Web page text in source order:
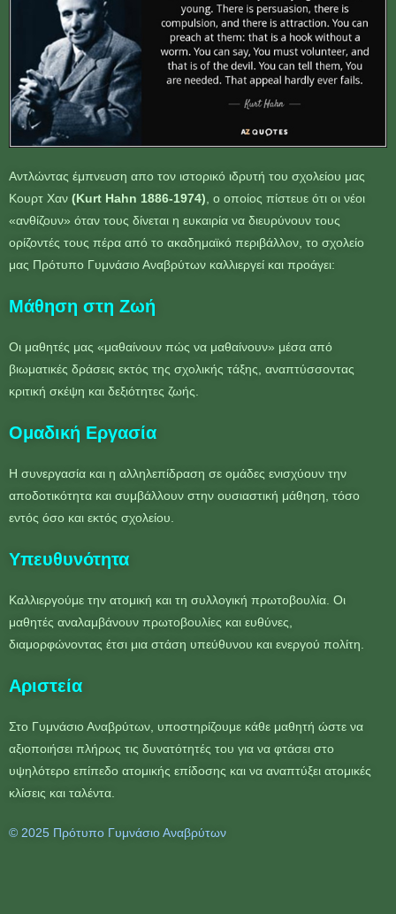
Αντλώντας έμπνευση απο τον ιστορικό ιδρυτή του σχολείου μας
Κουρτ Χαν (Kurt Hahn 1886-1974) , ο οποίος πίστευε ότι οι νέοι
«ανθίζουν» όταν τους δίνεται η ευκαιρία να διευρύνουν τους
ορίζοντές τους πέρα από το ακαδημαϊκό περιβάλλον, το σχολείο
μας Πρότυπο Γυμνάσιο Αναβρύτων καλλιεργεί και προάγει:
Μάθηση στη Ζωή
Οι μαθητές μας «μαθαίνουν πώς να μαθαίνουν» μέσα από
βιωματικές δράσεις εκτός της σχολικής τάξης, αναπτύσσοντας
κριτική σκέψη και δεξιότητες ζωής.
Ομαδική Εργασία
Η συνεργασία και η αλληλεπίδραση σε ομάδες ενισχύουν την
αποδοτικότητα και συμβάλλουν στην ουσιαστική μάθηση, τόσο
εντός όσο και εκτός σχολείου.
Υπευθυνότητα
Καλλιεργούμε την ατομική και τη συλλογική πρωτοβουλία. Οι
μαθητές αναλαμβάνουν πρωτοβουλίες και ευθύνες,
διαμορφώνοντας έτσι μια στάση υπεύθυνου και ενεργού πολίτη.
Αριστεία
Στο Γυμνάσιο Αναβρύτων, υποστηρίζουμε κάθε μαθητή ώστε να
αξιοποιήσει πλήρως τις δυνατότητές του για να φτάσει στο
υψηλότερο επίπεδο ατομικής επίδοσης και να αναπτύξει ατομικές
κλίσεις και ταλέντα.
© 2025 Πρότυπο Γυμνάσιο Αναβρύτων